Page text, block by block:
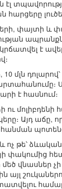
փայտի և
է
դոլարով՝
է հասնում։
Այդ աճը,
թե՝ ձևական
վնասներ